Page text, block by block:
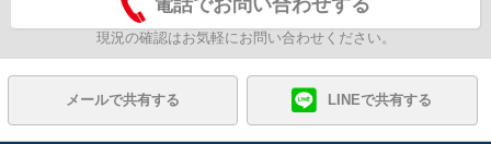
電話でお問い合わせする
現況の確認はお気軽にお問い合わせください。
メールで共有する LINEで共有する